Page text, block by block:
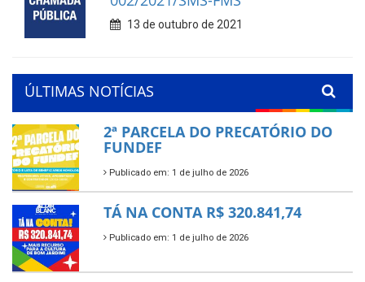
13 de outubro de 2021
ÚLTIMAS NOTÍCIAS
2ª PARCELA DO PRECATÓRIO DO
FUNDEF
Publicado em: 1 de julho de 2026
TÁ NA CONTA R$ 320.841,74
Publicado em: 1 de julho de 2026